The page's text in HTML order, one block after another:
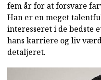
fem år for at forsvare
Han er en meget
interesseret i de bedste
hans karriere og liv
detaljeret.